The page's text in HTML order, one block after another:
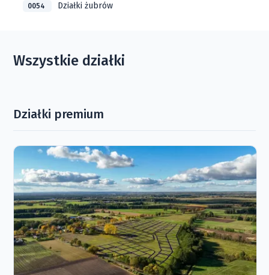
0054 Działki żubrów
Wszystkie działki
Działki premium